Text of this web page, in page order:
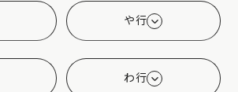
や行
わ行